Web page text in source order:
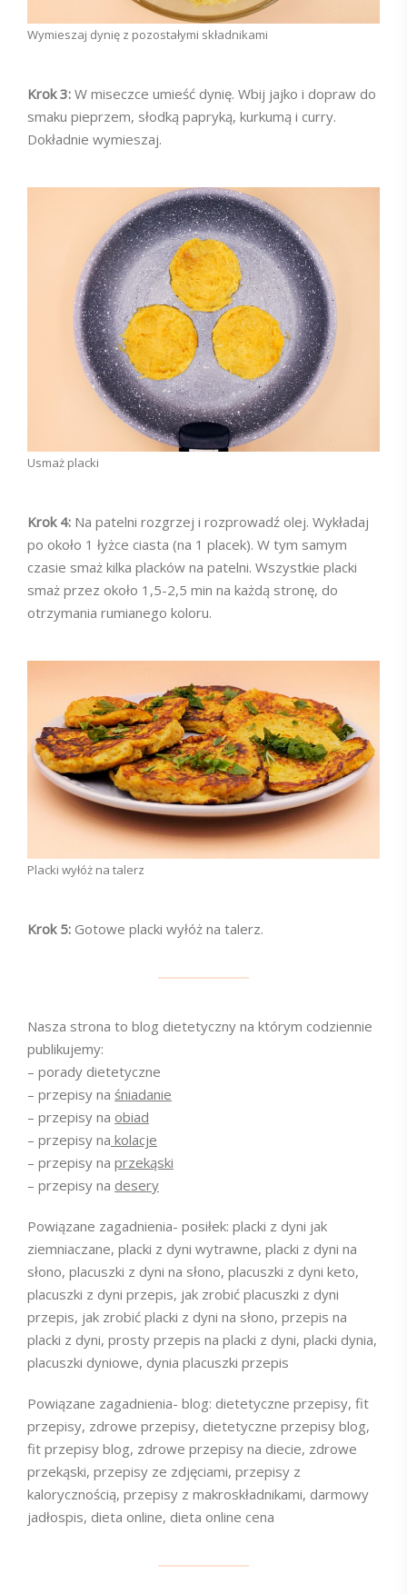
Wymieszaj dynię z pozostałymi składnikami
Krok 3: W miseczce umieść dynię. Wbij jajko i dopraw do
smaku pieprzem, słodką papryką, kurkumą i curry.
Dokładnie wymieszaj.
Usmaż placki
Krok 4: Na patelni rozgrzej i rozprowadź olej. Wykładaj
po około 1 łyżce ciasta (na 1 placek). W tym samym
czasie smaż kilka placków na patelni. Wszystkie placki
smaż przez około 1,5-2,5 min na każdą stronę, do
otrzymania rumianego koloru.
Placki wyłóż na talerz
Krok 5: Gotowe placki wyłóż na talerz.
Nasza strona to blog dietetyczny na którym codziennie
publikujemy:
– porady dietetyczne
– przepisy na śniadanie
– przepisy na obiad
– przepisy na kolacje
– przepisy na przekąski
– przepisy na desery
Powiązane zagadnienia- posiłek: placki z dyni jak
ziemniaczane, placki z dyni wytrawne, placki z dyni na
słono, placuszki z dyni na słono, placuszki z dyni keto,
placuszki z dyni przepis, jak zrobić placuszki z dyni
przepis, jak zrobić placki z dyni na słono, przepis na
placki z dyni, prosty przepis na placki z dyni, placki dynia,
placuszki dyniowe, dynia placuszki przepis
Powiązane zagadnienia- blog: dietetyczne przepisy, fit
przepisy, zdrowe przepisy, dietetyczne przepisy blog,
fit przepisy blog, zdrowe przepisy na diecie, zdrowe
przekąski, przepisy ze zdjęciami, przepisy z
kalorycznością, przepisy z makroskładnikami, darmowy
jadłospis, dieta online, dieta online cena